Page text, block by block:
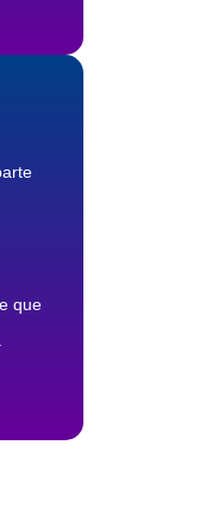
que